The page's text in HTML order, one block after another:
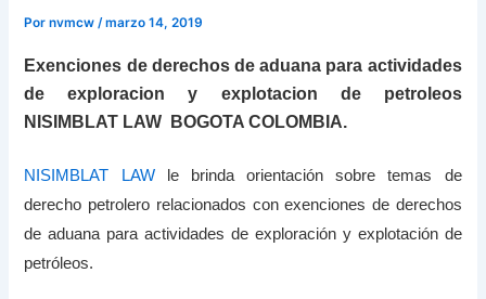
Pornvmcw/marzo 14, 2019
Exenciones de derechos de aduana para actividades
de exploracion y explotacion de petroleos
NISIMBLAT LAW BOGOTA COLOMBIA.
NISIMBLAT LAW le brinda orientación sobre temas de
derecho petrolero relacionados con exenciones de derechos
de aduana para actividades de exploración y explotación de
petróleos.